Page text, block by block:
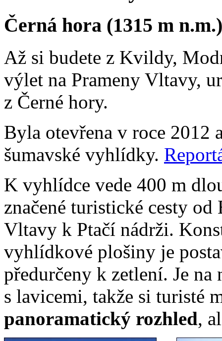
Černá hora (1315 m
Až si budete z Kvildy,
výlet na Prameny Vltavy,
z Černé hory.
Byla otevřena v roce 2012
šumavské vyhlídky.
K vyhlídce vede 400 m
značené turistické cesty
Vltavy k Ptačí nádrži.
vyhlídkové plošiny je
předurčeny k zetlení. Je
s lavicemi, takže si turisté
panoramatický rozhled,